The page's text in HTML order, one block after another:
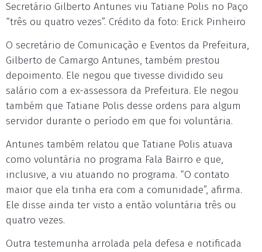
Secretário Gilberto Antunes viu Tatiane Polis no Paço
“três ou quatro vezes”. Crédito da foto: Erick Pinheiro
O secretário de Comunicação e Eventos da Prefeitura,
Gilberto de Camargo Antunes, também prestou
depoimento. Ele negou que tivesse dividido seu
salário com a ex-assessora da Prefeitura. Ele negou
também que Tatiane Polis desse ordens para algum
servidor durante o período em que foi voluntária.
Antunes também relatou que Tatiane Polis atuava
como voluntária no programa Fala Bairro e que,
inclusive, a viu atuando no programa. “O contato
maior que ela tinha era com a comunidade”, afirma.
Ele disse ainda ter visto a então voluntária três ou
quatro vezes.
Outra testemunha arrolada pela defesa e notificada